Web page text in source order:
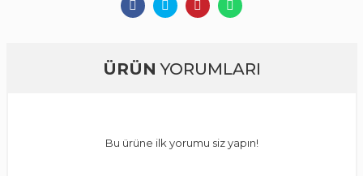
ÜRÜN YORUMLARI
Bu ürüne ilk yorumu siz yapın!